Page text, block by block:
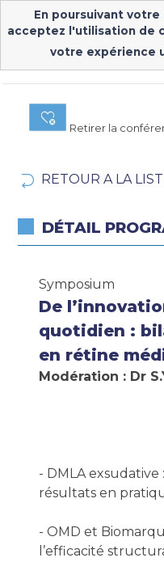
Retirer la
RETOUR A LA
DÉTAIL
Symposium
De
quotidien :
en rétine
Modération : Dr
- DMLA exsudative
résultats en
- OMD et
l’efficacité
En poursuivant
acceptez l'utilisation de
votre expérience